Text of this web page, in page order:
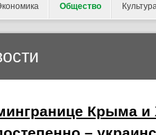
Общество
Крыма